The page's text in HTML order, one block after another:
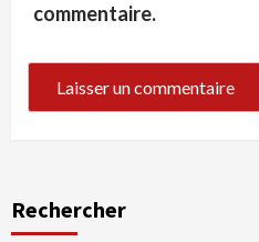
commentaire.
Rechercher